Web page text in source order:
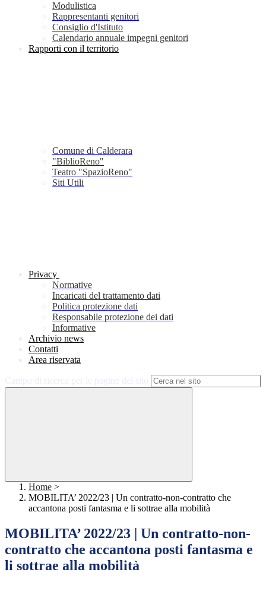
Modulistica
Rappresentanti genitori
Consiglio d'Istituto
Calendario annuale impegni genitori
Rapporti con il territorio
Comune di Calderara
"BiblioReno"
Teatro "SpazioReno"
Siti Utili
Privacy
Normative
Incaricati del trattamento dati
Politica protezione dati
Responsabile protezione dei dati
Informative
Archivio news
Contatti
Area riservata
Home >
MOBILITA’ 2022/23 | Un contratto-non-contratto che
accantona posti fantasma e li sottrae alla mobilità
MOBILITA’ 2022/23 | Un contratto-non-
contratto che accantona posti fantasma e
li sottrae alla mobilità